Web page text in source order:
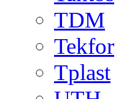
TDM
Tekfor
Tplast